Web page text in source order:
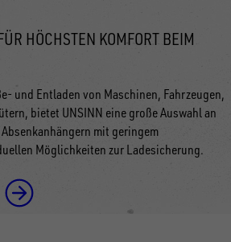
HÖCHSTEN KOMFORT BEIM
und Entladen von Maschinen, Fahrzeugen,
bietet UNSINN eine große Auswahl an
mit geringem
Möglichkeiten zur Ladesicherung.